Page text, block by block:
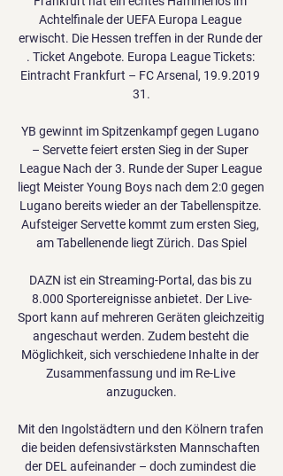
Achtelfinale der UEFA Europa League
erwischt. Die Hessen treffen in der Runde der
. Ticket Angebote. Europa League Tickets:
Eintracht Frankfurt – FC Arsenal, 19.9.2019
31.
YB gewinnt im Spitzenkampf gegen Lugano
– Servette feiert ersten Sieg in der Super
League Nach der 3. Runde der Super League
liegt Meister Young Boys nach dem 2:0 gegen
Lugano bereits wieder an der Tabellenspitze.
Aufsteiger Servette kommt zum ersten Sieg,
am Tabellenende liegt Zürich. Das Spiel
DAZN ist ein Streaming-Portal, das bis zu
8.000 Sportereignisse anbietet. Der Live-
Sport kann auf mehreren Geräten gleichzeitig
angeschaut werden. Zudem besteht die
Möglichkeit, sich verschiedene Inhalte in der
Zusammenfassung und im Re-Live
anzugucken.
Mit den Ingolstädtern und den Kölnern trafen
die beiden defensivstärksten Mannschaften
der DEL aufeinander – doch zumindest die